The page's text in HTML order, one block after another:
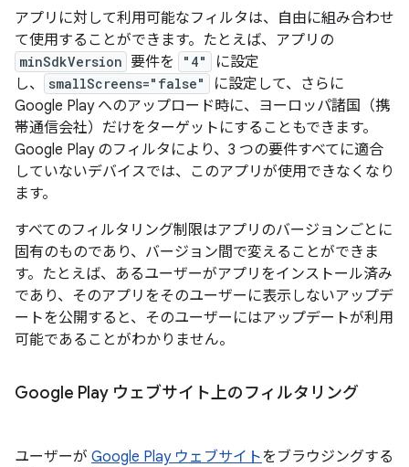
アプリに対して利用可能なフィルタは、自由に組み合わせ
て使用することができます。たとえば、アプリの
minSdkVersion 要件を "4"
に設定
し、
smallScreens="false"
に設定して、さらに
Google Play へのアップロード時に、ヨーロッパ諸国（携
帯通信会社）だけをターゲットにすることもできます。
Google Play のフィルタにより、3 つの要件すべてに適合
していないデバイスでは、このアプリが使用できなくなり
ます。
すべてのフィルタリング制限はアプリのバージョンごとに
固有のものであり、バージョン間で変えることができま
す。たとえば、あるユーザーがアプリをインストール済み
であり、そのアプリをそのユーザーに表示しないアップデ
ートを公開すると、そのユーザーにはアップデートが利用
可能であることがわかりません。
Google Play ウェブサイト上のフィルタリング
ユーザーが Google Play ウェブサイトをブラウジングする